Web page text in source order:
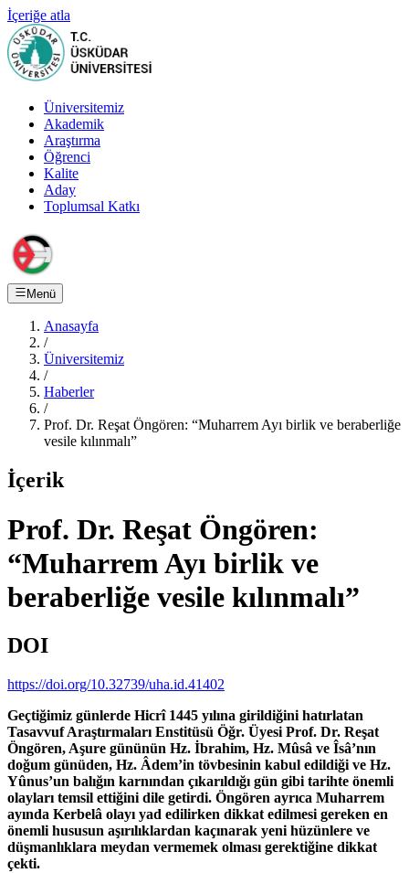
İçeriğe atla
Üniversitemiz
Akademik
Araştırma
Öğrenci
Kalite
Aday
Toplumsal Katkı
Menü
Anasayfa
/
Üniversitemiz
/
Haberler
/
Prof. Dr. Reşat Öngören: “Muharrem Ayı birlik ve beraberliğe
vesile kılınmalı”
İçerik
Prof. Dr. Reşat Öngören:
“Muharrem Ayı birlik ve
beraberliğe vesile kılınmalı”
DOI
https://doi.org/10.32739/uha.id.41402
Geçtiğimiz günlerde Hicrî 1445 yılına girildiğini hatırlatan
Tasavvuf Araştırmaları Enstitüsü Öğr. Üyesi Prof. Dr. Reşat
Öngören, Aşure gününün Hz. İbrahim, Hz. Mûsâ ve Îsâ’nın
doğum günüden, Hz. Âdem’in tövbesinin kabul edildiği ve Hz.
Yûnus’un balığın karnından çıkarıldığı gün gibi tarihte önemli
olayları temsil ettiğini dile getirdi. Öngören ayrıca Muharrem
ayında Kerbelâ olayı yad edilirken dikkat edilmesi gereken en
önemli hususun aşırılıklardan kaçınarak yeni hüzünlere ve
düşmanlıklara meydan vermemek olması gerektiğine dikkat
çekti.